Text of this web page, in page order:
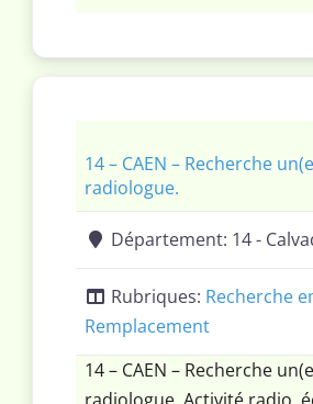
Activité variée,
14 – CAEN – Recherche
radiologue.
Département: 14 -
Rubriques: Recherche
Remplacement
14 – CAEN – Recherche